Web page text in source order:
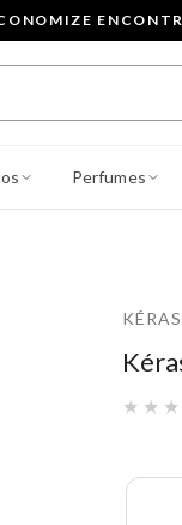
Perfumes
★ ★ ★